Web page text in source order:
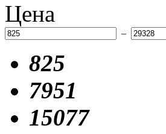
Цена
–
825
7951
15077